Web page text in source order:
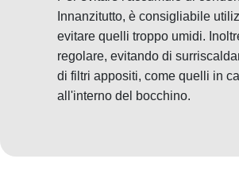
Innanzitutto, è consigliabile
evitare quelli troppo umidi.
regolare, evitando di
di filtri appositi, come quelli in
all'interno del bocchino.